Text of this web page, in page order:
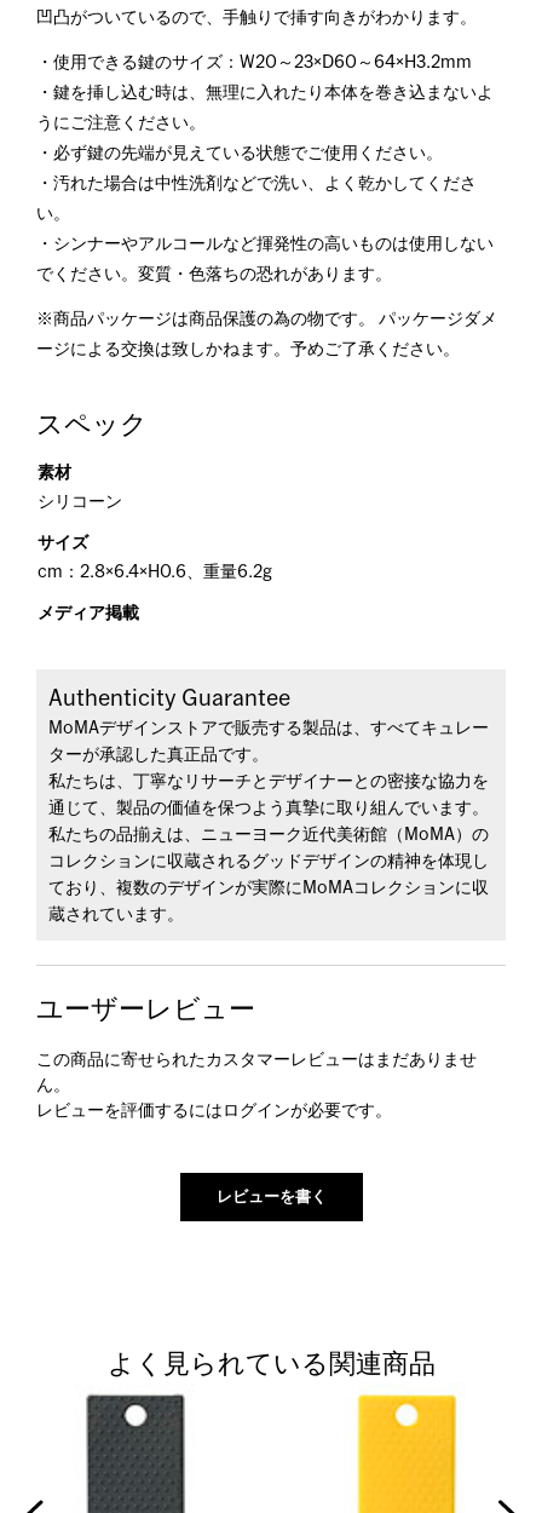
凹凸がついているので、手触りで挿す向きがわかります。
・使用できる鍵のサイズ：W20～23×D60～64×H3.2mm
・鍵を挿し込む時は、無理に入れたり本体を巻き込まないよ
うにご注意ください。
・必ず鍵の先端が見えている状態でご使用ください。
・汚れた場合は中性洗剤などで洗い、よく乾かしてくださ
い。
・シンナーやアルコールなど揮発性の高いものは使用しない
でください。変質・色落ちの恐れがあります。
※商品パッケージは商品保護の為の物です。 パッケージダメ
ージによる交換は致しかねます。予めご了承ください。
スペック
素材
シリコーン
サイズ
cm：2.8×6.4×H0.6、重量6.2g
メディア掲載
Authenticity Guarantee
MoMAデザインストアで販売する製品は、すべてキュレー
ターが承認した真正品です。
私たちは、丁寧なリサーチとデザイナーとの密接な協力を
通じて、製品の価値を保つよう真摯に取り組んでいます。
私たちの品揃えは、ニューヨーク近代美術館（MoMA）の
コレクションに収蔵されるグッドデザインの精神を体現し
ており、複数のデザインが実際にMoMAコレクションに収
蔵されています。
ユーザーレビュー
この商品に寄せられたカスタマーレビューはまだありませ
ん。
レビューを評価するには ログインが必要です。
よく見られている関連商品